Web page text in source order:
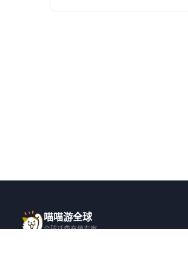
喵喵游全球
全球话费充值专家